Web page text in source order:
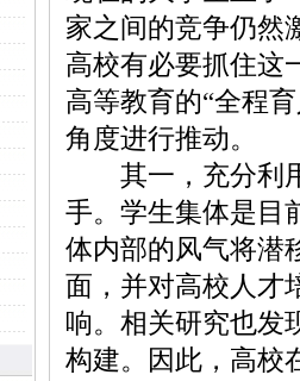
家之间的竞争仍然
高校有必要抓住这
高等教育的“全程
角度进行推动。
其一，充分利用
手。学生集体是目
体内部的风气将潜
面，并对高校人才
响。相关研究也发
构建。因此，高校